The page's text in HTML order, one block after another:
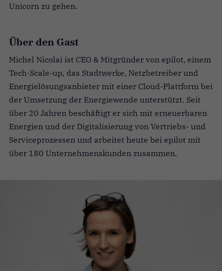
Unicorn zu gehen.
Über den Gast
Michel Nicolai ist CEO & Mitgründer von epilot, einem
Tech-Scale-up, das Stadtwerke, Netzbetreiber und
Energielösungsanbieter mit einer Cloud-Plattform bei
der Umsetzung der Energiewende unterstützt. Seit
über 20 Jahren beschäftigt er sich mit erneuerbaren
Energien und der Digitalisierung von Vertriebs- und
Serviceprozessen und arbeitet heute bei epilot mit
über 180 Unternehmenskunden zusammen.